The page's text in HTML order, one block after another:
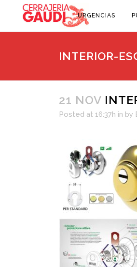
URGENCIAS
INTERIOR-
21 NOV
Posted at 16:37h in by